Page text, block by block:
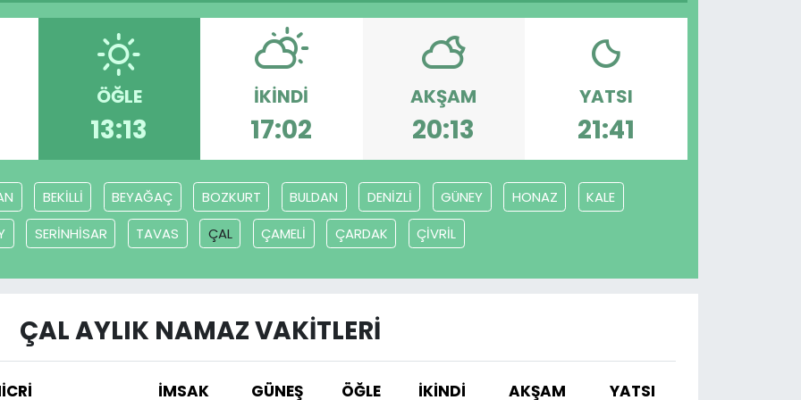
ÖĞLE
13:13
İKINDI
17:02
AKŞAM
20:13
YATSI
21:41
BEKİLLİ BEYAĞAÇ BOZKURT BULDAN DENİZLİ GÜNEY HONAZ
KALE
SERİNHİSAR TAVAS ÇAL ÇAMELİ ÇARDAK ÇİVRİL
ÇAL AYLIK NAMAZ VAKITLERI
İMSAK GÜNEŞ ÖĞLE İKINDI AKŞAM
YATSI